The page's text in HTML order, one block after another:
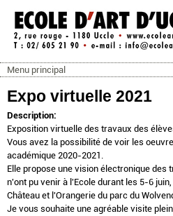
Aller au contenu
ecoleartuccle.be
Menu principal
Menu principal
Expo virtuelle 2021
Description:
Exposition virtuelle des travaux des
Vous avez la possibilité de voir les
académique 2020-2021.
Elle propose une vision électronique
n'ont pu venir à l'Ecole durant les 5-6
Château et l'Orangerie du parc du
Je vous souhaite une agréable visite